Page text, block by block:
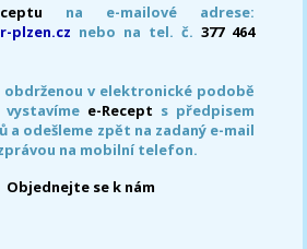
na e-mailové adrese:
plzen.cz nebo na tel. č. 377 464
v elektronické podobě
e-Recept s předpisem
a odešleme zpět na zadaný e-mail
na mobilní telefon.
Objednejte se k nám